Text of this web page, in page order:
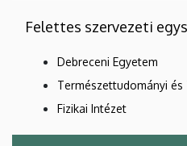
Felettes szervezeti
Debreceni Egyetem
Természettudományi
Fizikai Intézet